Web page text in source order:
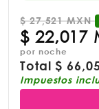
$27,521 MXN
$ 22,017
por noche
Total$
Impuestos